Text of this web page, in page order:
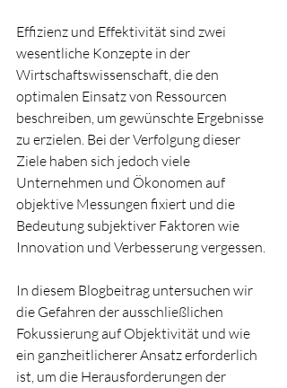
Effizienz und Effektivität sind zwei
wesentliche Konzepte in der
Wirtschaftswissenschaft, die den
optimalen Einsatz von Ressourcen
beschreiben, um gewünschte Ergebnisse
zu erzielen. Bei der Verfolgung dieser
Ziele haben sich jedoch viele
Unternehmen und Ökonomen auf
objektive Messungen fixiert und die
Bedeutung subjektiver Faktoren wie
Innovation und Verbesserung vergessen.
In diesem Blogbeitrag untersuchen wir
die Gefahren der ausschließlichen
Fokussierung auf Objektivität und wie
ein ganzheitlicherer Ansatz erforderlich
ist, um die Herausforderungen der